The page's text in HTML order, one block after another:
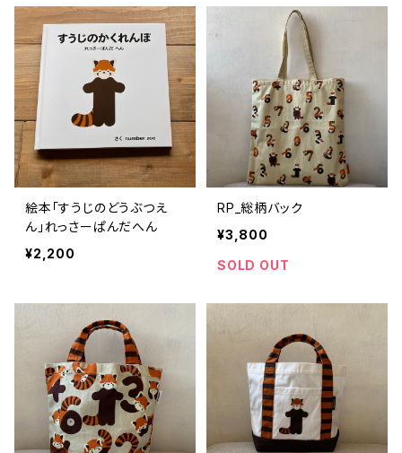
絵本「すうじのどうぶつえ
ん」れっさーぱんだへん
¥2,200
RP_総柄バック
¥3,800
SOLD OUT